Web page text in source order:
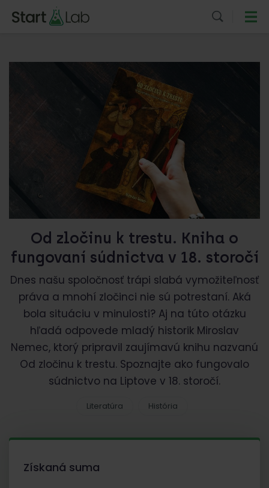
Od zločinu k trestu. Kniha o
fungovaní súdnictva v 18. storočí
Dnes našu spoločnosť trápi slabá vymožiteľnosť
práva a mnohí zločinci nie sú potrestaní. Aká
bola situáciu v minulosti? Aj na túto otázku
hľadá odpovede mladý historik Miroslav
Nemec, ktorý pripravil zaujímavú knihu nazvanú
Od zločinu k trestu. Spoznajte ako fungovalo
súdnictvo na Liptove v 18. storočí.
Literatúra História
Získaná suma